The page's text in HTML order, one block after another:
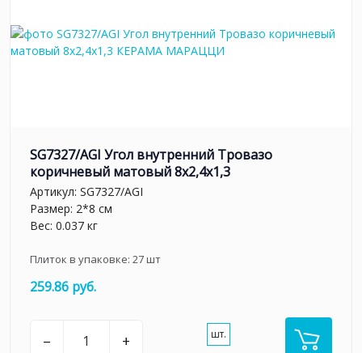
SG7327/AGI Угол внутренний Тровазо
коричневый матовый 8x2,4x1,3
Артикул: SG7327/AGI
Размер: 2*8 см
Вес: 0.037 кг
Плиток в упаковке: 27шт
259.86 руб.
– + шт.